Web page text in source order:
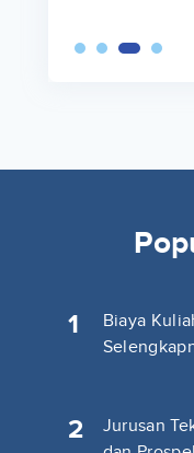
1
Biaya
2
Jurusan